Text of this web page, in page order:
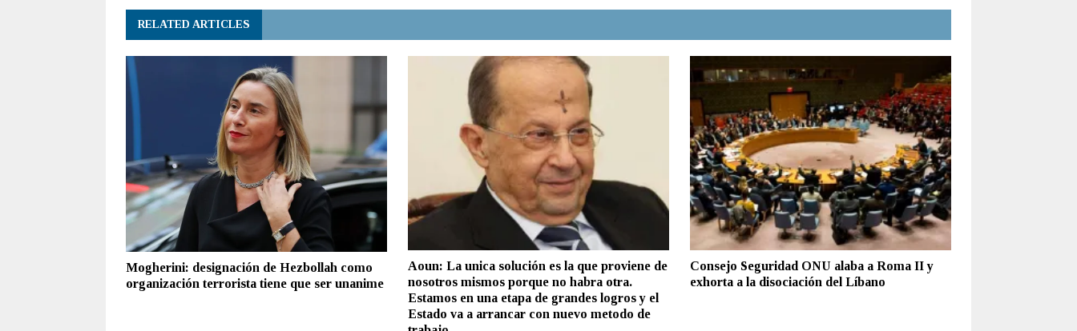
RELATED ARTICLES
Mogherini: designación de Hezbollah como
organización terrorista tiene que ser unanime
Aoun: La unica solución es la que proviene de
nosotros mismos porque no habra otra.
Estamos en una etapa de grandes logros y el
Estado va a arrancar con nuevo metodo de
Consejo Seguridad ONU alaba a Roma II y
exhorta a la disociación del Líbano